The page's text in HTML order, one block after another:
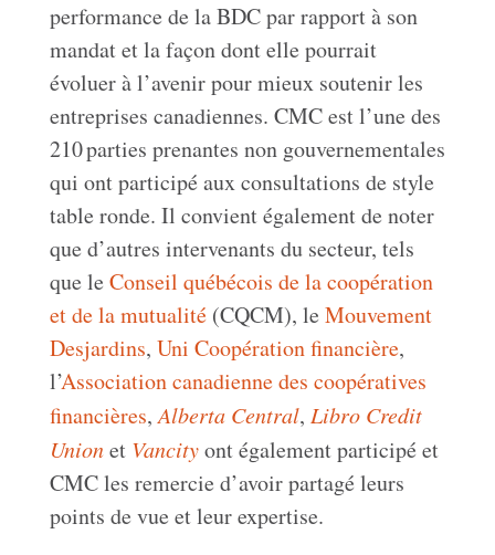
performance de la BDC par rapport à son
mandat et la façon dont elle pourrait
évoluer à l’avenir pour mieux soutenir les
entreprises canadiennes. CMC est l’une des
210 parties prenantes non gouvernementales
qui ont participé aux consultations de style
table ronde. Il convient également de noter
que d’autres intervenants du secteur, tels
que leConseil québécois de la coopération
et de la mutualité(CQCM), leMouvement
Desjardins, Uni Coopération financière,
l’Association canadienne des coopératives
financières,Alberta Central, Libro Credit
Unionet Vancity ont également participé et
CMC les remercie d’avoir partagé leurs
points de vue et leur expertise.